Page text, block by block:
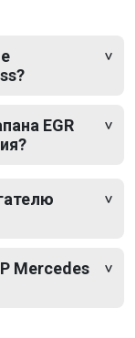
EGR
Mercedes